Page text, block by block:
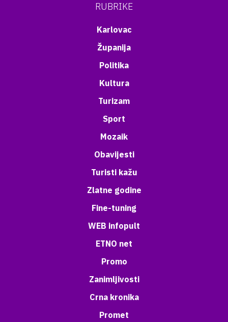
RUBRIKE
Karlovac
Županija
Politika
Kultura
Turizam
Sport
Mozaik
Obavijesti
Turisti kažu
Zlatne godine
Fine-tuning
WEB infopult
ETNO net
Promo
Zanimljivosti
Crna kronika
Promet